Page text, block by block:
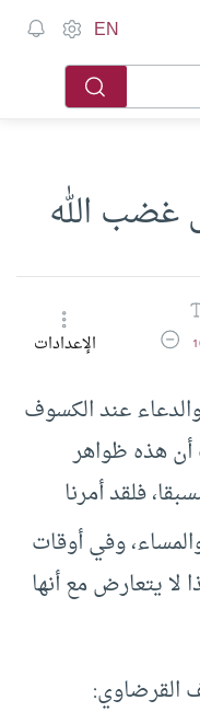
EN
غضب الله
الخط
تقليل حجم الخطالإعدادات
عند الكسوف
أن هذه ظواهر
فلقد أمرنا
وفي أوقات
يتعارض مع أنها
القرضاوي: